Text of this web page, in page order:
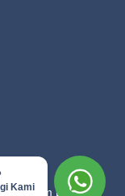
Islam Batu.
Kami